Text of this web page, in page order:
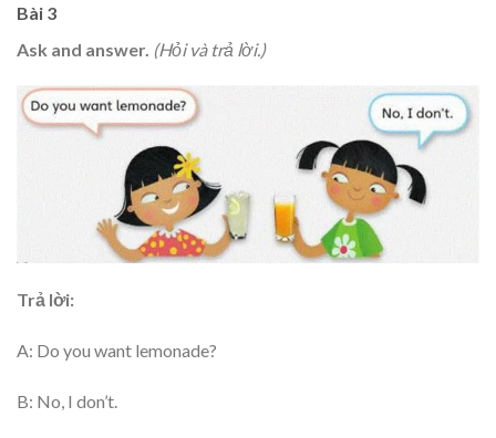
Bài 3
Ask and answer. (Hỏi và trả lời.)
Trả lời:
A: Do you want lemonade?
B: No, I don’t.